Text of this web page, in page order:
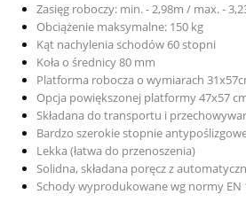
Zasięg roboczy: min. - 2,98m / max. -
Obciążenie maksymalne: 150 kg
Kąt nachylenia schodów 60 stopni
Koła o średnicy 80 mm
Platforma robocza o wymiarach
Opcja powiększonej platformy 47x57
Składana do transportu i
Bardzo szerokie stopnie
Lekka (łatwa do przenoszenia)
Solidna, składana poręcz z
Schody wyprodukowane wg normy